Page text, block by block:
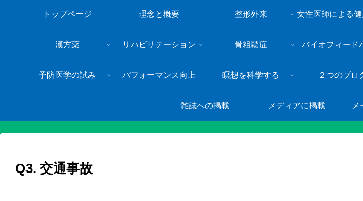
トップページ 理念と概要 整形外来
漢方薬 リハビリテーション 骨粗鬆症 バイオフィード
予防医学の試み パフォーマンス向上 瞑想を科学する ２つのブロ
雑誌への掲載 メディアに掲載
Q3. 交通事故